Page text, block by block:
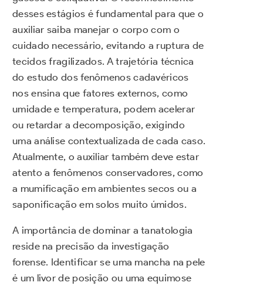
desses estágios é fundamental para que o
auxiliar saiba manejar o corpo com o
cuidado necessário, evitando a ruptura de
tecidos fragilizados. A trajetória técnica
do estudo dos fenômenos cadavéricos
nos ensina que fatores externos, como
umidade e temperatura, podem acelerar
ou retardar a decomposição, exigindo
uma análise contextualizada de cada caso.
Atualmente, o auxiliar também deve estar
atento a fenômenos conservadores, como
a mumificação em ambientes secos ou a
saponificação em solos muito úmidos.
A importância de dominar a tanatologia
reside na precisão da investigação
forense. Identificar se uma mancha na pele
é um livor de posição ou uma equimose